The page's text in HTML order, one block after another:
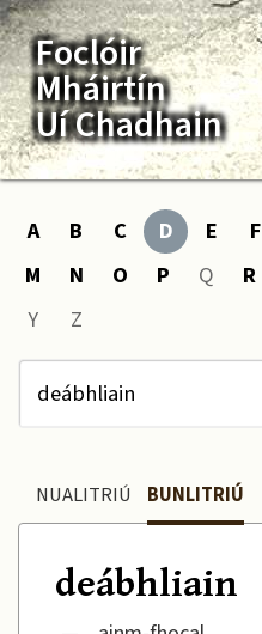
Foclóir
Mháirtín
Uí Chadhain
A B C D E F
M
N O P Q R
Y
Z
NUALITRIÚ BUNLITRIÚ
deábhliain